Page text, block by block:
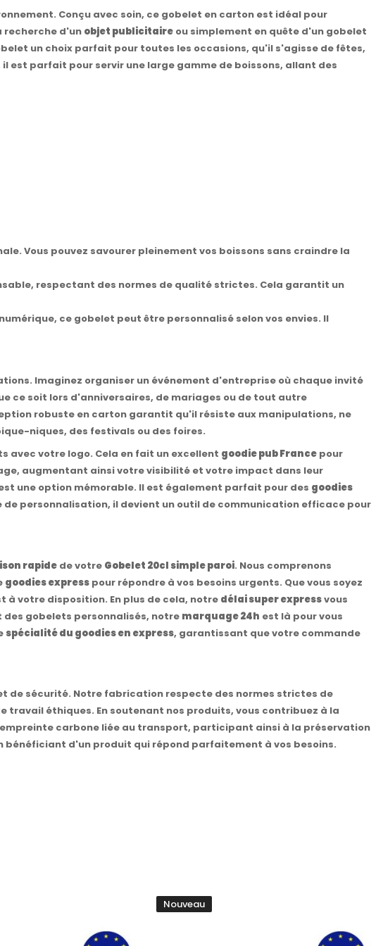
Conçu avec soin, ce gobelet en carton est idéal pour
recherche d'un objet publicitaire ou simplement en quête d'un gobelet
un choix parfait pour toutes les occasions, qu'il s'agisse de fêtes,
est parfait pour servir une large gamme de boissons, allant des
Vous pouvez savourer pleinement vos boissons sans craindre la
respectant des normes de qualité strictes. Cela garantit un
ce gobelet peut être personnalisé selon vos envies. Il
Imaginez organiser un événement d'entreprise où chaque invité
ce soit lors d'anniversaires, de mariages ou de tout autre
robuste en carton garantit qu'il résiste aux manipulations, ne
niques, des festivals ou des foires.
avec votre logo. Cela en fait un excellent goodie pub France pour
augmentant ainsi votre visibilité et votre impact dans leur
une option mémorable. Il est également parfait pour des goodies
personnalisation, il devient un outil de communication efficace pour
rapide de votre Gobelet 20cl simple paroi. Nous comprenons
goodies express pour répondre à vos besoins urgents. Que vous soyez
à votre disposition. En plus de cela, notre délai super expressvous
des gobelets personnalisés, notre marquage 24h est là pour vous
spécialité du goodies en express, garantissant que votre commande
de sécurité. Notre fabrication respecte des normes strictes de
éthiques. En soutenant nos produits, vous contribuez à la
carbone liée au transport, participant ainsi à la préservation
bénéficiant d'un produit qui répond parfaitement à vos besoins.
Nouveau